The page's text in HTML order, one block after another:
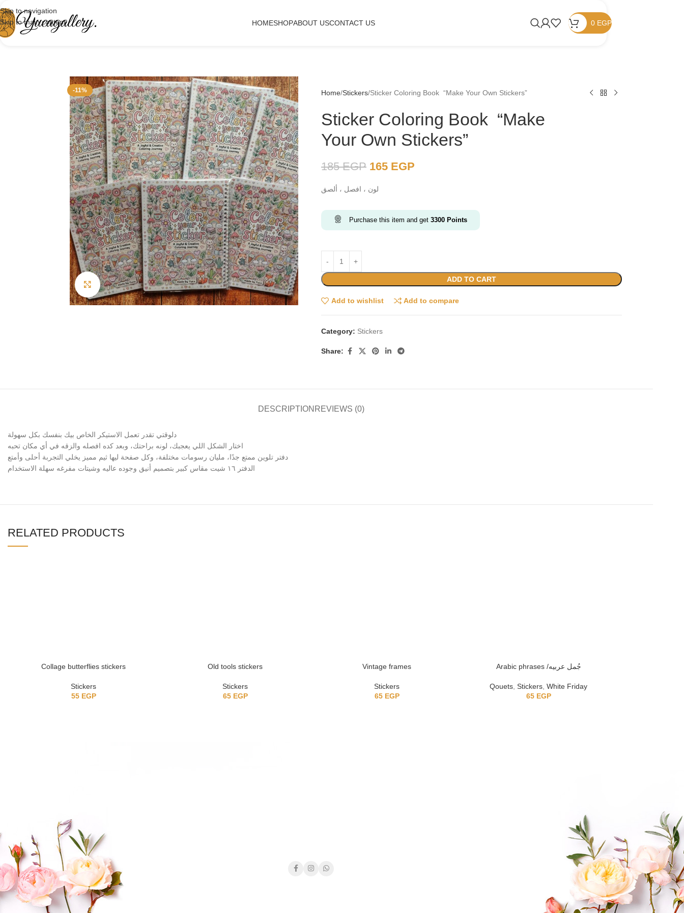
Skip to navigation
Skip to main content
HOMESHOPABOUT USCONTACT US 0 EGP
-11%
Click to enlarge
Home Stickers Sticker Coloring Book “Make Your Own Stickers”
Sticker Coloring Book “Make
Your Own Stickers”
185EGP 165 EGP
لون ، افصل ، ألصق
Purchase this item and get 3300 Points
ADD TO CART
Add to wishlist Add to compare
Category: Stickers
Share:
DESCRIPTION REVIEWS (0)
دلوقتي تقدر تعمل الاستيكر الخاص بيك بنفسك بكل سهولة
اختار الشكل اللي يعجبك، لونه براحتك، وبعد كده افصله والزقه في أي مكان تحبه
دفتر تلوين ممتع جدًا، مليان رسومات مختلفة، وكل صفحة ليها ثيم مميز يخلي التجربة أحلى وأمتع
الدفتر ١٦ شيت مقاس كبير بتصميم أنيق وجوده عاليه وشيتات مفرغه سهلة الاستخدام
RELATED PRODUCTS
Collage butterflies stickers
Stickers
55 EGP
Old tools stickers
Stickers
65 EGP
Vintage frames
Stickers
65 EGP
Arabic phrases /جُمل عربيه
Qouets, Stickers, White Friday
65 EGP